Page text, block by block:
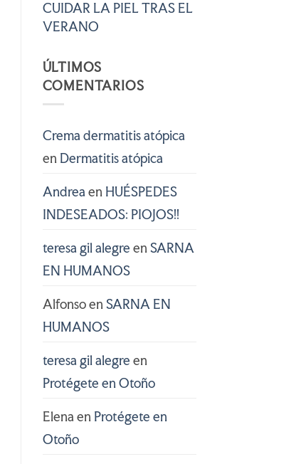
CUIDAR LA PIEL TRAS EL
VERANO
ÚLTIMOS
COMENTARIOS
Crema dermatitis atópica
en Dermatitis atópica
Andrea en HUÉSPEDES
INDESEADOS: PIOJOS!!
teresa gil alegre en SARNA
EN HUMANOS
Alfonsoen SARNA EN
HUMANOS
teresa gil alegre en
Protégete en Otoño
Elena en Protégete en
Otoño